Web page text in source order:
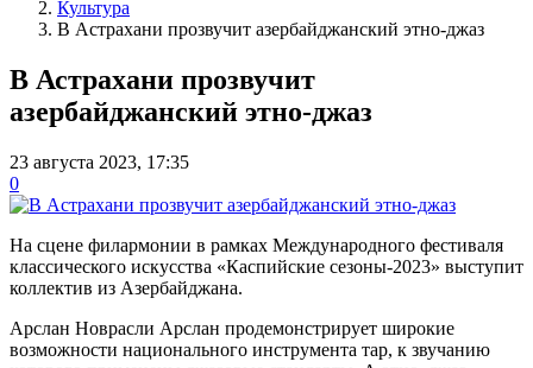
Культура
В Астрахани прозвучит азербайджанский этно-джаз
В Астрахани прозвучит
азербайджанский этно-джаз
23 августа 2023, 17:35
0
На сцене филармонии в рамках Международного фестиваля
классического искусства «Каспийские сезоны-2023» выступит
коллектив из Азербайджана.
Арслан Новрасли Арслан продемонстрирует широкие
возможности национального инструмента тар, к звучанию